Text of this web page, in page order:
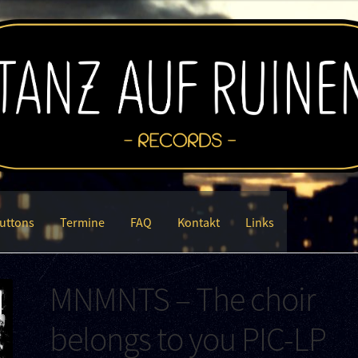
Termine FAQ Kontakt Links
MNMNTS – The choir
belongs to you PIC-LP